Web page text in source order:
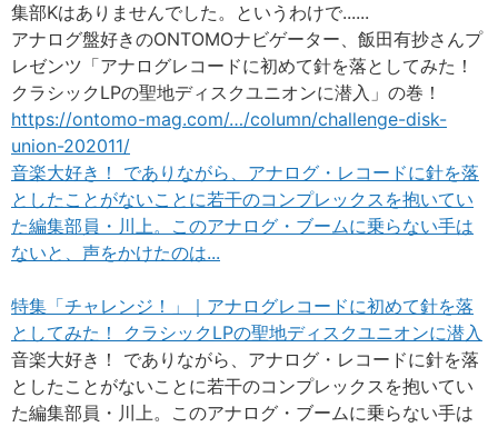
集部Kはありませんでした。というわけで......
アナログ盤好きのONTOMOナビゲーター、飯田有抄さんプ
レゼンツ「アナログレコードに初めて針を落としてみた！
クラシックLPの聖地ディスクユニオンに潜入」の巻！
https://ontomo-mag.com/…/column/challenge-disk-
union-202011/
音楽大好き！ でありながら、アナログ・レコードに針を落
としたことがないことに若干のコンプレックスを抱いてい
た編集部員・川上。このアナログ・ブームに乗らない手は
ないと、声をかけたのは...
特集「チャレンジ！」｜アナログレコードに初めて針を落
としてみた！ クラシックLPの聖地ディスクユニオンに潜入
音楽大好き！ でありながら、アナログ・レコードに針を落
としたことがないことに若干のコンプレックスを抱いてい
た編集部員・川上。このアナログ・ブームに乗らない手は